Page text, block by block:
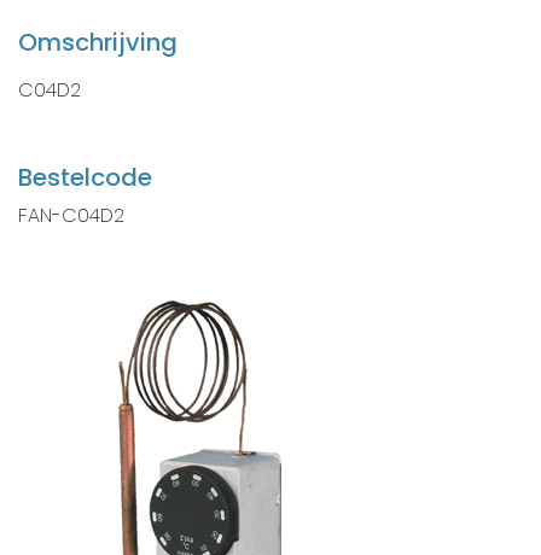
Omschrijving
C04D2
Bestelcode
FAN-C04D2